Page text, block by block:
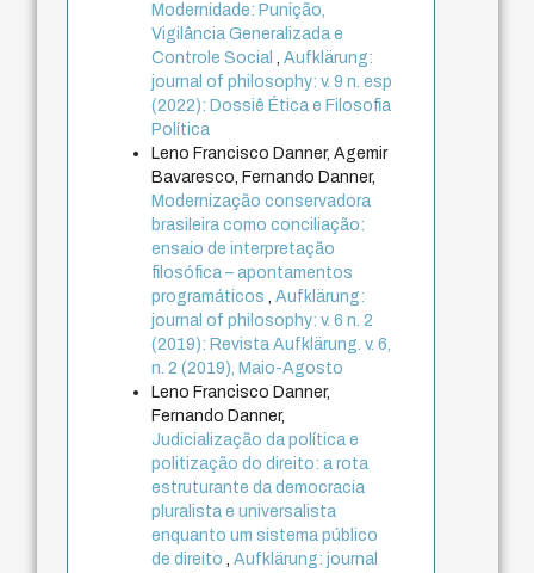
Modernidade: Punição,
Vigilância Generalizada e
Controle Social,Aufklärung:
journal of philosophy: v. 9 n. esp
(2022): Dossiê Ética e Filosofia
Política
Leno Francisco Danner, Agemir
Bavaresco, Fernando Danner,
Modernização conservadora
brasileira como conciliação:
ensaio de interpretação
filosófica – apontamentos
programáticos,Aufklärung:
journal of philosophy: v. 6 n. 2
(2019): Revista Aufklärung. v. 6,
n. 2 (2019), Maio-Agosto
Leno Francisco Danner,
Fernando Danner,
Judicialização da política e
politização do direito: a rota
estruturante da democracia
pluralista e universalista
enquanto um sistema público
de direito,Aufklärung: journal